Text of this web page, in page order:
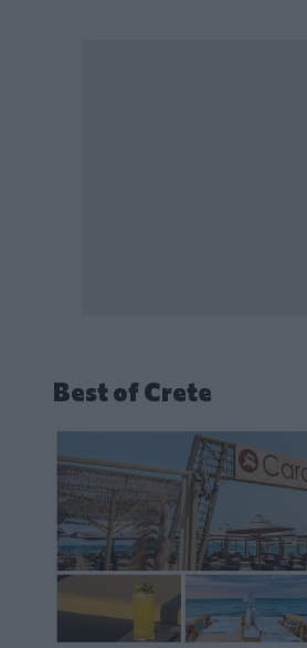
Best of Crete